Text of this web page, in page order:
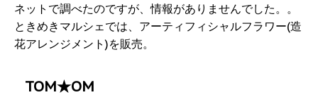
ネットで調べたのですが、情報がありませんでした。。
ときめきマルシェでは、アーティフィシャルフラワー(造
花アレンジメント)を販売。
TOM★OM